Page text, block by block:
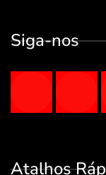
Siga-nos
Atalhos